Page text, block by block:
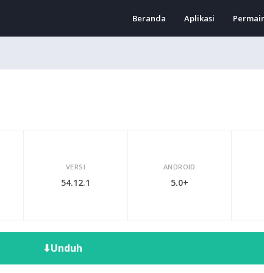
Beranda Aplikasi
VERSI
54.12.1
ANDROID
5.0+
⬇Unduh